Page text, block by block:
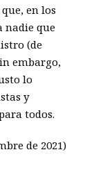
en los
nadie que
(de
embargo,
lo
y
todos.
de 2021)